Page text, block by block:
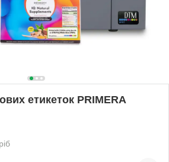
етикеток PRIMERA